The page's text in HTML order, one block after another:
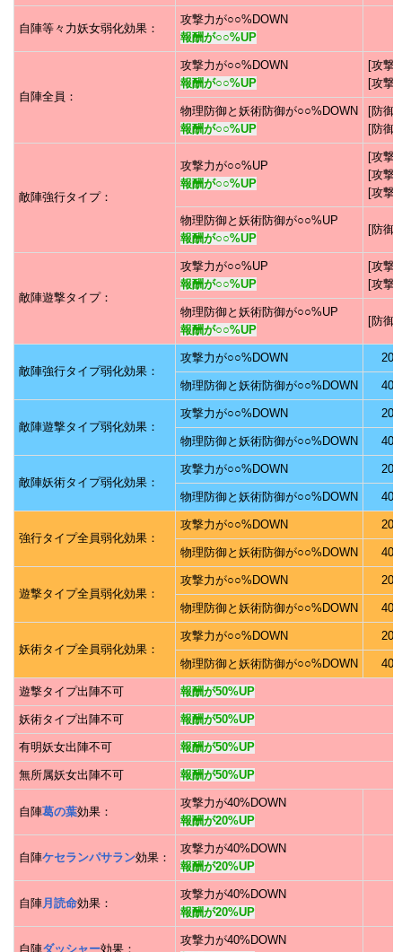
自陣等々力妖女弱化効果：
攻撃力が○○%DOWN
報酬が○○%UP
自陣全員：
攻撃力が○○%DOWN
報酬が○○%UP
[攻撃
[攻撃
物理防御と妖術防御が○○%DOWN
報酬が○○%UP
[防御
[防御
敵陣強行タイプ：
攻撃力が○○%UP
報酬が○○%UP
[攻撃
[攻撃
[攻撃
物理防御と妖術防御が○○%UP
報酬が○○%UP
[防御
敵陣遊撃タイプ：
攻撃力が○○%UP
報酬が○○%UP
[攻撃
[攻撃
物理防御と妖術防御が○○%UP
報酬が○○%UP
[防御
敵陣強行タイプ弱化効果：
攻撃力が○○%DOWN
物理防御と妖術防御が○○%DOWN
敵陣遊撃タイプ弱化効果：
攻撃力が○○%DOWN
物理防御と妖術防御が○○%DOWN
敵陣妖術タイプ弱化効果：
攻撃力が○○%DOWN
物理防御と妖術防御が○○%DOWN
強行タイプ全員弱化効果：
攻撃力が○○%DOWN
物理防御と妖術防御が○○%DOWN
遊撃タイプ全員弱化効果：
攻撃力が○○%DOWN
物理防御と妖術防御が○○%DOWN
妖術タイプ全員弱化効果：
攻撃力が○○%DOWN
物理防御と妖術防御が○○%DOWN
遊撃タイプ出陣不可 報酬が50%UP
妖術タイプ出陣不可 報酬が50%UP
有明妖女出陣不可 報酬が50%UP
無所属妖女出陣不可 報酬が50%UP
自陣葛の葉効果：
攻撃力が40%DOWN
報酬が20%UP
自陣ケセランパサラン効果：
攻撃力が40%DOWN
報酬が20%UP
自陣月読命効果：
攻撃力が40%DOWN
報酬が20%UP
自陣ダッシャー効果：
攻撃力が40%DOWN